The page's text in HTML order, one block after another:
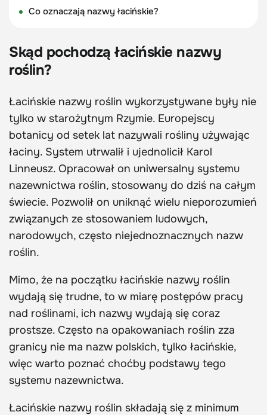
Co oznaczają nazwy łacińskie?
Skąd pochodzą łacińskie nazwy
roślin?
Łacińskie nazwy roślin wykorzystywane były nie
tylko w starożytnym Rzymie. Europejscy
botanicy od setek lat nazywali rośliny używając
łaciny. System utrwalił i ujednolicił Karol
Linneusz. Opracował on uniwersalny systemu
nazewnictwa roślin, stosowany do dziś na całym
świecie. Pozwolił on uniknąć wielu nieporozumień
związanych ze stosowaniem ludowych,
narodowych, często niejednoznacznych nazw
roślin.
Mimo, że na początku łacińskie nazwy roślin
wydają się trudne, to w miarę postępów pracy
nad roślinami, ich nazwy wydają się coraz
prostsze. Często na opakowaniach roślin zza
granicy nie ma nazw polskich, tylko łacińskie,
więc warto poznać choćby podstawy tego
systemu nazewnictwa.
Łacińskie nazwy roślin składają się z minimum